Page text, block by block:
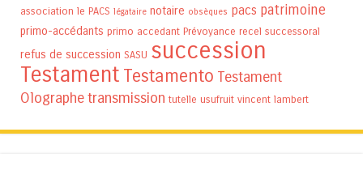
association le PACS légataire notaire obsèques pacs patrimoine
primo-accédants primo accedant Prévoyance recel successoral
refus de succession SASU succession
Testament Testamento Testament
Olographetransmission tutelle usufruit vincent lambert